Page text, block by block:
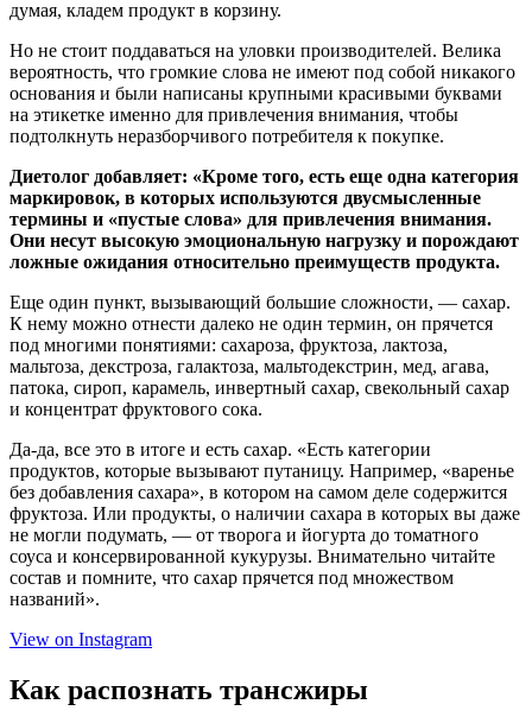
думая, кладем продукт в корзину.
Но не стоит поддаваться на уловки производителей. Велика
вероятность, что громкие слова не имеют под собой никакого
основания и были написаны крупными красивыми буквами
на этикетке именно для привлечения внимания, чтобы
подтолкнуть неразборчивого потребителя к покупке.
Диетолог добавляет: «Кроме того, есть еще одна категория
маркировок, в которых используются двусмысленные
термины и «пустые слова» для привлечения внимания.
Они несут высокую эмоциональную нагрузку и порождают
ложные ожидания относительно преимуществ продукта.
Еще один пункт, вызывающий большие сложности, — сахар.
К нему можно отнести далеко не один термин, он прячется
под многими понятиями: сахароза, фруктоза, лактоза,
мальтоза, декстроза, галактоза, мальтодекстрин, мед, агава,
патока, сироп, карамель, инвертный сахар, свекольный сахар
и концентрат фруктового сока.
Да-да, все это в итоге и есть сахар. «Есть категории
продуктов, которые вызывают путаницу. Например, «варенье
без добавления сахара», в котором на самом деле содержится
фруктоза. Или продукты, о наличии сахара в которых вы даже
не могли подумать, — от творога и йогурта до томатного
соуса и консервированной кукурузы. Внимательно читайте
состав и помните, что сахар прячется под множеством
названий».
View on Instagram
Как распознать трансжиры